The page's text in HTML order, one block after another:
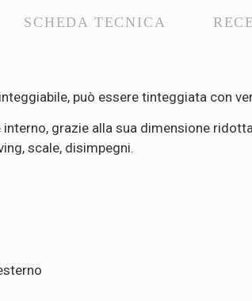
SCHEDA TECNICA
può essere tinteggiata con
grazie alla sua dimensione
scale, disimpegni.